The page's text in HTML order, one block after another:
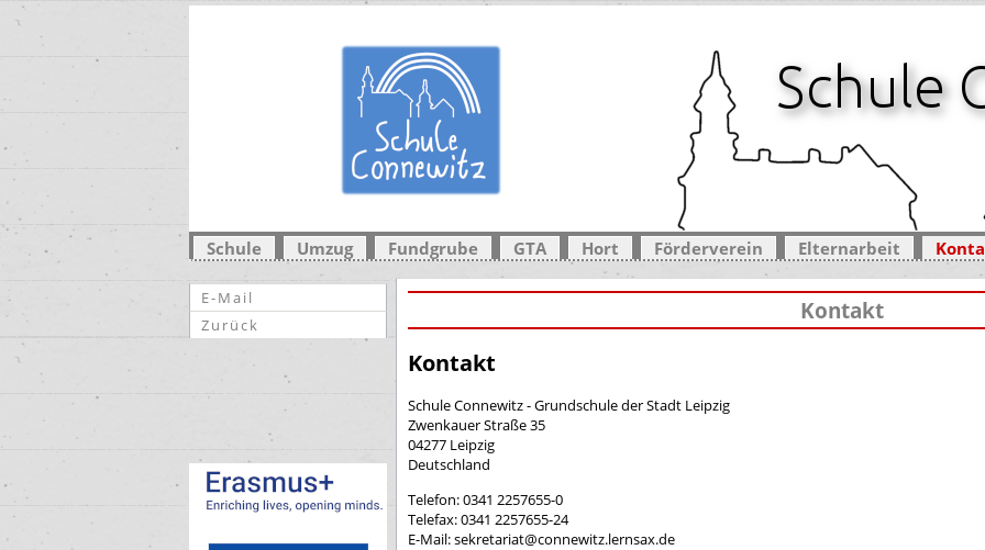
Schule Umzug Fundgrube GTA Hort Förderverein Elternarbeit
Kontakt
Kontakt
Schule Connewitz - Grundschule der Stadt Leipzig
Zwenkauer Straße 35
04277 Leipzig
Deutschland
Telefon: 0341 2257655-0
Telefax: 0341 2257655-24
E-Mail: sekretariat@connewitz.lernsax.de
E-Mail
Zurück